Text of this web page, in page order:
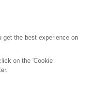
réservés.
get the best experience on
on the 'Cookie